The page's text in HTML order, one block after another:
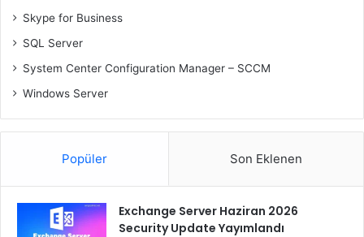
Skype for Business
SQL Server
System Center Configuration Manager – SCCM
Windows Server
Popüler Son Eklenen
Exchange Server Haziran 2026
Security Update Yayımlandı